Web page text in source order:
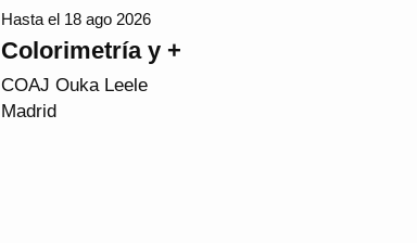
Hasta el 18 ago 2026
Colorimetría y +
COAJ Ouka Leele
Madrid